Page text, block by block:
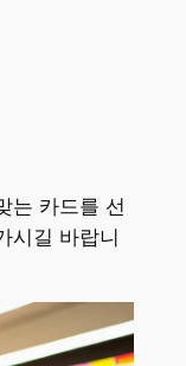
는 카드를 선
시길 바랍니